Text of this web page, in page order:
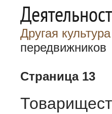
Другая культура
передвижников
Страница 13